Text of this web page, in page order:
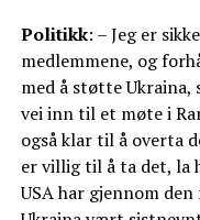
Politikk: – Jeg er
medlemmene, og
med å støtte Ukraina,
vei inn til et møte i
også klar til å overta
er villig til å ta det, la
USA har gjennom